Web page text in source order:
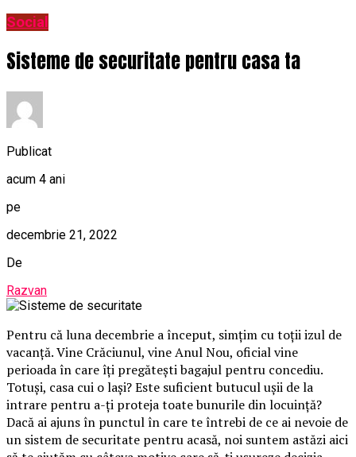
Social
Sisteme de securitate pentru casa ta
Publicat
acum 4 ani
pe
decembrie 21, 2022
De
Razvan
Pentru că luna decembrie a început, simțim cu toții izul de
vacanță. Vine Crăciunul, vine Anul Nou, oficial vine
perioada în care îți pregătești bagajul pentru concediu.
Totuși, casa cui o lași? Este suficient butucul ușii de la
intrare pentru a-ți proteja toate bunurile din locuință?
Dacă ai ajuns în punctul în care te întrebi de ce ai nevoie de
un sistem de securitate pentru acasă, noi suntem astăzi aici